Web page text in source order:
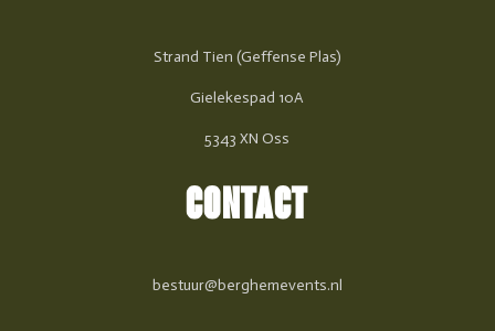
Strand Tien (Geffense Plas)
Gielekespad 10A
5343 XN Oss
CONTACT
bestuur@berghemevents.nl